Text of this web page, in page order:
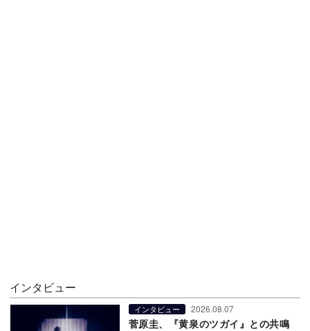
インタビュー
インタビュー 2026.08.07
菅原圭、『黄泉のツガイ』との共鳴